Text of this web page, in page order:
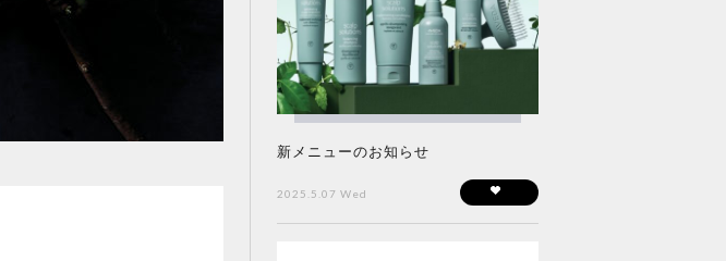
新メニューのお知らせ
2025.5.07 Wed